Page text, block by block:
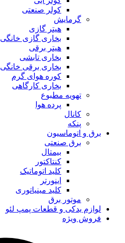
کولر صنعتی
گرمایش
هیتر گازی
بخاری گازی خانگی
هیتر برقی
بخاری تابشی
بخاری برقی خانگی
کوره هوای گرم
بخاری کارگاهی
تهویه مطبوع
پرده هوا
کانال
پنکه
برق و اتوماسیون
برق صنعتی
بیمتال
کنتاکتور
کلید اتوماتیک
اینورتر
کلید مینیاتوری
موتور برق
لوازم یدکی و قطعات پمپ لئو
فروش ویژه